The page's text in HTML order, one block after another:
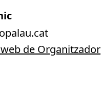
de Organitzador